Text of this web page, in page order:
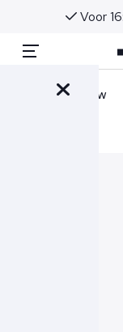
Voor
RRD Jas Blauw